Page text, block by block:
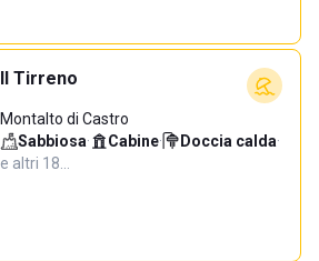
Il Tirreno
Montalto di Castro
Sabbiosa· Cabine· Doccia calda·
e altri 18…